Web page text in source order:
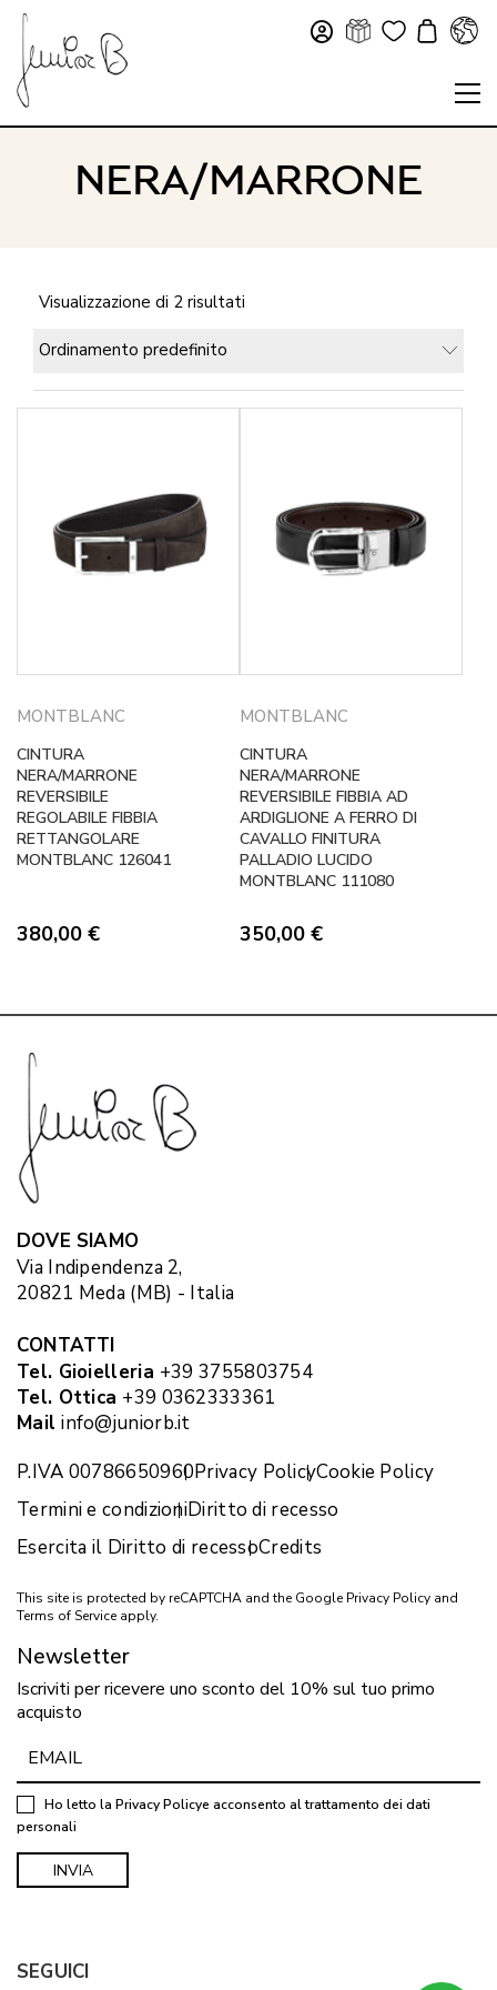
NERA/MARRONE
Visualizzazione di 2 risultati
Ordinamento predefinito
MONTBLANC
CINTURA
NERA/MARRONE
REVERSIBILE
REGOLABILE FIBBIA
RETTANGOLARE
MONTBLANC 126041
380,00 €
MONTBLANC
CINTURA
NERA/MARRONE
REVERSIBILE FIBBIA AD
ARDIGLIONE A FERRO DI
CAVALLO FINITURA
PALLADIO LUCIDO
MONTBLANC 111080
350,00 €
DOVE SIAMO
Via Indipendenza 2,
20821 Meda (MB) - Italia
CONTATTI
Tel. Gioielleria +39 3755803754
Tel. Ottica +39 0362333361
Mail info@juniorb.it
P.IVA 00786650960Privacy PolicyCookie Policy
Termini e condizioniDiritto di recesso
Esercita il Diritto di recessoCredits
This site is protected by reCAPTCHA and the Google Privacy Policy and
Terms of Service apply.
Newsletter
Iscriviti per ricevere uno sconto del 10% sul tuo primo
acquisto
Ho letto la Privacy Policye acconsento al trattamento dei dati
personali
SEGUICI